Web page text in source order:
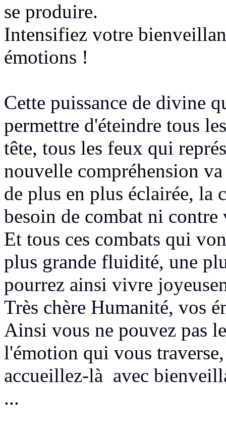
se produire.
Intensifiez votre
émotions !
Cette puissance de divine
permettre d'éteindre tous
tête, tous les feux qui
nouvelle compréhension
de plus en plus éclairée, la
besoin de combat ni contre
Et tous ces combats qui
plus grande fluidité, une
pourrez ainsi vivre
Très chère Humanité, vos
Ainsi vous ne pouvez pas
l'émotion qui vous
accueillez-là avec
...